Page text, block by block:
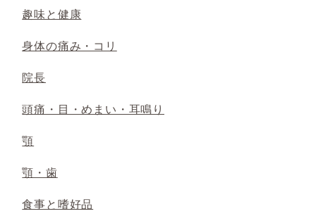
趣味と健康
身体の痛み・コリ
院長
頭痛・目・めまい・耳鳴り
顎
顎・歯
食事と嗜好品